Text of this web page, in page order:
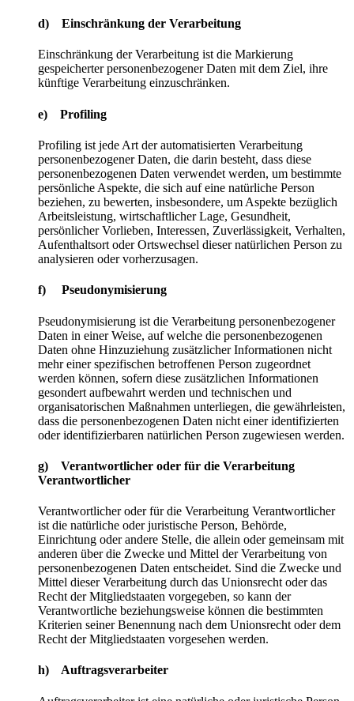
d) Einschränkung der Verarbeitung
Einschränkung der Verarbeitung ist die Markierung
gespeicherter personenbezogener Daten mit dem Ziel, ihre
künftige Verarbeitung einzuschränken.
e) Profiling
Profiling ist jede Art der automatisierten Verarbeitung
personenbezogener Daten, die darin besteht, dass diese
personenbezogenen Daten verwendet werden, um bestimmte
persönliche Aspekte, die sich auf eine natürliche Person
beziehen, zu bewerten, insbesondere, um Aspekte bezüglich
Arbeitsleistung, wirtschaftlicher Lage, Gesundheit,
persönlicher Vorlieben, Interessen, Zuverlässigkeit, Verhalten,
Aufenthaltsort oder Ortswechsel dieser natürlichen Person zu
analysieren oder vorherzusagen.
f) Pseudonymisierung
Pseudonymisierung ist die Verarbeitung personenbezogener
Daten in einer Weise, auf welche die personenbezogenen
Daten ohne Hinzuziehung zusätzlicher Informationen nicht
mehr einer spezifischen betroffenen Person zugeordnet
werden können, sofern diese zusätzlichen Informationen
gesondert aufbewahrt werden und technischen und
organisatorischen Maßnahmen unterliegen, die gewährleisten,
dass die personenbezogenen Daten nicht einer identifizierten
oder identifizierbaren natürlichen Person zugewiesen werden.
g) Verantwortlicher oder für die Verarbeitung
Verantwortlicher
Verantwortlicher oder für die Verarbeitung Verantwortlicher
ist die natürliche oder juristische Person, Behörde,
Einrichtung oder andere Stelle, die allein oder gemeinsam mit
anderen über die Zwecke und Mittel der Verarbeitung von
personenbezogenen Daten entscheidet. Sind die Zwecke und
Mittel dieser Verarbeitung durch das Unionsrecht oder das
Recht der Mitgliedstaaten vorgegeben, so kann der
Verantwortliche beziehungsweise können die bestimmten
Kriterien seiner Benennung nach dem Unionsrecht oder dem
Recht der Mitgliedstaaten vorgesehen werden.
h) Auftragsverarbeiter